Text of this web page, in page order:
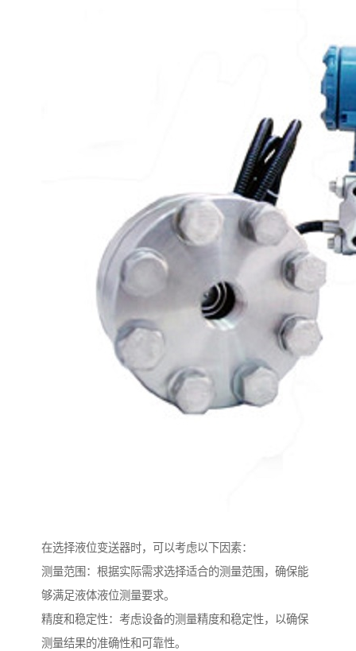
在选择液位变送器时，可以考虑以下因素：
测量范围：根据实际需求选择适合的测量范围，确保能
够满足液体液位测量要求。
精度和稳定性：考虑设备的测量精度和稳定性，以确保
测量结果的准确性和可靠性。